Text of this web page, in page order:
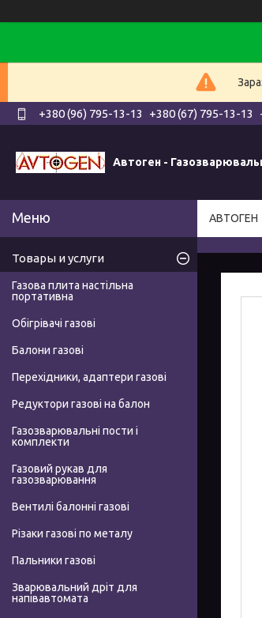
+380 (96) 795-13-13 +380 (67) 795-13-13
Автоген -
АВТОГЕН
Товары и услуги
Газова плита настільна
портативна
Обігрівачі газові
Балони газові
Перехідники, адаптери газові
Редуктори газові на балон
Газозварювальні пости і
комплекти
Газовий рукав для
газозварювання
Вентилі балонні газові
Різаки газові по металу
Пальники газові
Зварювальний дріт для
напівавтомата